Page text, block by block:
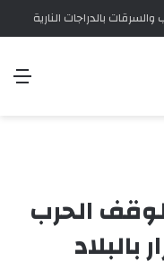
بالدراجات النارية‏
الحرب